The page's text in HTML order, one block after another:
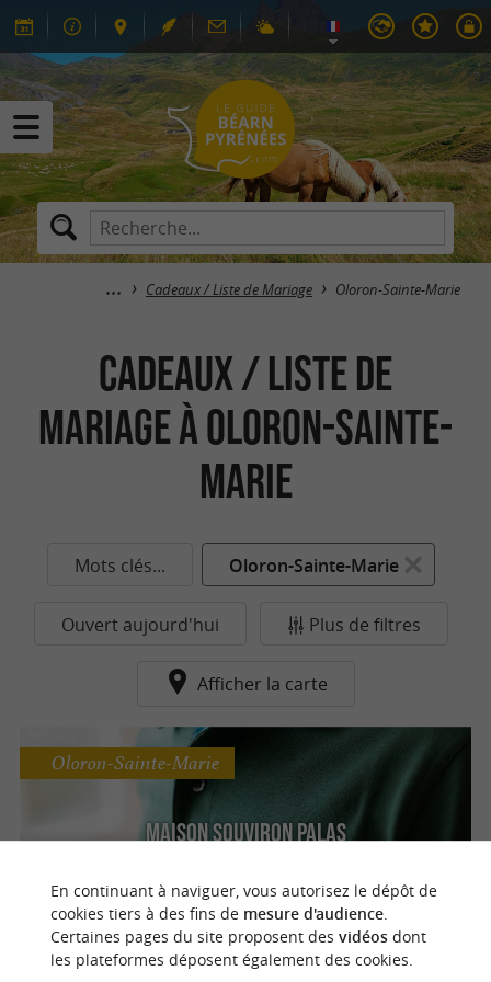
Cadeaux / Liste de Mariage Oloron-Sainte-Marie
Cadeaux / Liste de
Mariage à Oloron-Sainte-
Marie
Mots clés... Oloron-Sainte-Marie
Ouvert aujourd'hui Plus de filtres
Afficher la carte
Maison Souviron Palas
authentiques du Béarn
Oloron-Sainte-Marie
En continuant à naviguer, vous autorisez le dépôt de
cookies tiers à des fins de mesure d'audience.
Certaines pages du site proposent des vidéosdont
les plateformes déposent également des cookies.